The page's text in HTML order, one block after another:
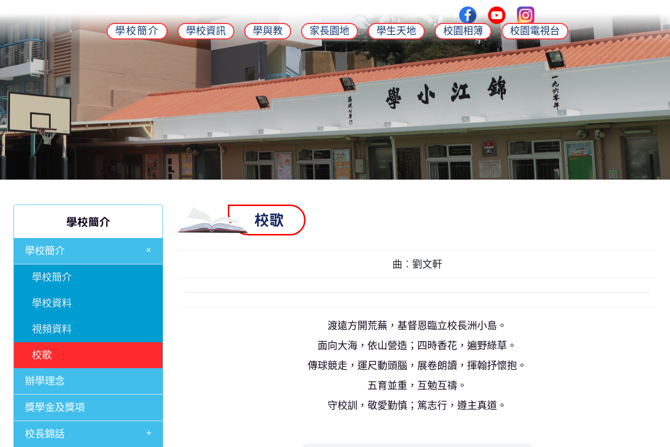
學校簡介 學校資訊 學與教 家長園地 學生天地 校園相簿 校園電視台
學校簡介
學校簡介 +
學校簡介
學校資料
視頻資料
校歌
辦學理念
獎學金及獎項
校長錦話
+
校歌
曲︰劉文軒
渡遠方開荒蕪，基督恩臨立校長洲小島。
面向大海，依山營造；四時香花，遍野綠草。
傳球競走，運尺動頭腦，展卷朗讀，揮翰抒懷抱。
五育並重，互勉互禱。
守校訓，敬愛勤慎；篤志行，遵主真道。